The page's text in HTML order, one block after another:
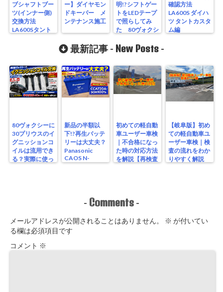
ブシャフトブー
ツ(インナー側)
交換方法
LA600Sタント
ー】ダイヤモン
ドキーパー メ
ンテナンス施工
明!?シフトゲー
トをLEDテープ
で照らしてみ
た 80ヴォクシ
確認方法
LA600S ダイハ
ツ タントカスタ
ム編
最新記事 - New Posts -
80ヴォクシーに
30プリウスのイ
グニッションコ
イルは流用でき
る？実際に使っ
新品の半額以
下!?再生バッテ
リーは大丈夫？
Panasonic
CAOS N-
S115/A4を実測
初めての軽自動
車ユーザー車検
｜不合格になっ
た時の対応方法
を解説【再検査
【岐阜版】初め
ての軽自動車ユ
ーザー車検｜検
査の流れをわか
りやすく解説
- Comments -
メールアドレスが公開されることはありません。 ※ が付いてい
る欄は必須項目です
コメント ※